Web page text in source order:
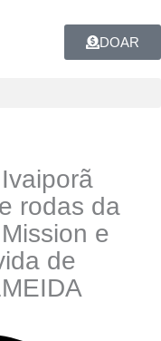
DOAR
rodas da
e
de